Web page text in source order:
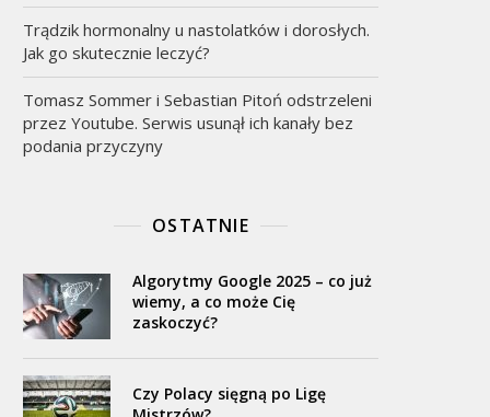
Trądzik hormonalny u nastolatków i dorosłych.
Jak go skutecznie leczyć?
Tomasz Sommer i Sebastian Pitoń odstrzeleni
przez Youtube. Serwis usunął ich kanały bez
podania przyczyny
OSTATNIE
Algorytmy Google 2025 – co już
wiemy, a co może Cię
zaskoczyć?
Czy Polacy sięgną po Ligę